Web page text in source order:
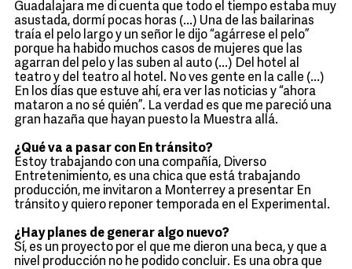
Guadalajara me di cuenta que todo el tiempo estaba muy
asustada, dormí pocas horas (...) Una de las bailarinas
traía el pelo largo y un señor le dijo “agárrese el pelo”
porque ha habido muchos casos de mujeres que las
agarran del pelo y las suben al auto (...) Del hotel al
teatro y del teatro al hotel. No ves gente en la calle (...)
En los días que estuve ahí, era ver las noticias y “ahora
mataron a no sé quién”. La verdad es que me pareció una
gran hazaña que hayan puesto la Muestra allá.
¿Qué va a pasar con En tránsito?
Estoy trabajando con una compañía, Diverso
Entretenimiento, es una chica que está trabajando
producción, me invitaron a Monterrey a presentar En
tránsito y quiero reponer temporada en el Experimental.
¿Hay planes de generar algo nuevo?
Sí, es un proyecto por el que me dieron una beca, y que a
nivel producción no he podido concluir. Es una obra que